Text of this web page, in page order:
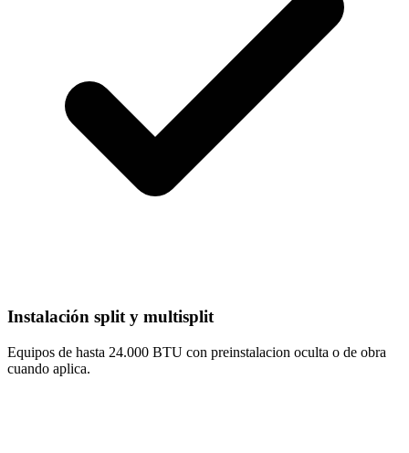
Instalación split y multisplit
Equipos de hasta 24.000 BTU con preinstalacion oculta o de obra
cuando aplica.